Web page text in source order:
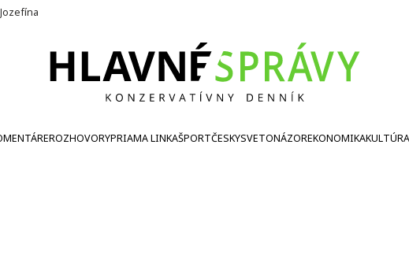
Jozefína
ROZHOVORYPRIAMA LINKAŠPORTČESKYSVETONÁZOREKONOMIKAKULTÚRA